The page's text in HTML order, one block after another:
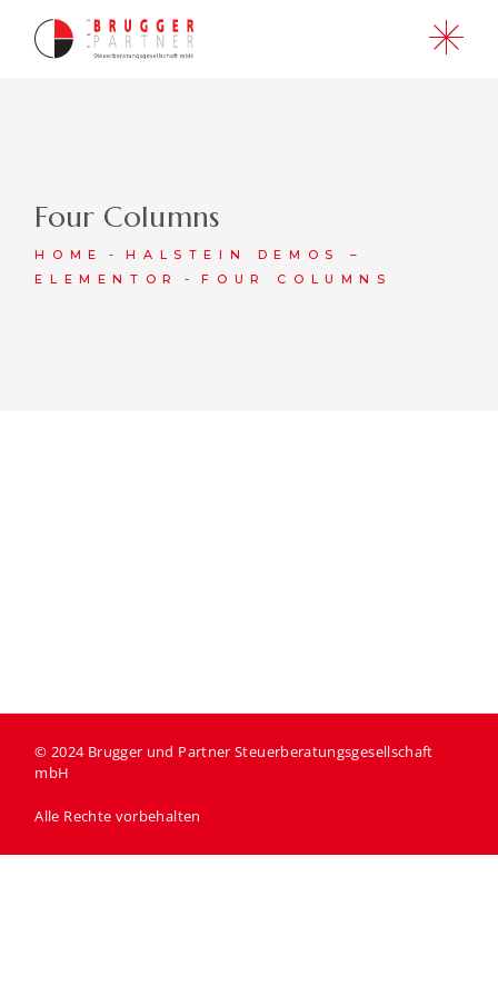
Four Columns
HOME
HALSTEIN DEMOS –
ELEMENTOR
FOUR COLUMNS
© 2024 Brugger und Partner Steuerberatungsgesellschaft
mbH
Alle Rechte vorbehalten